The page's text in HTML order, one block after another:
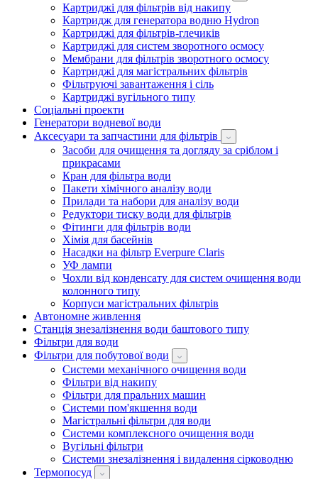
Картриджі для фільтрів від накипу
Картридж для генератора водню Hydron
Картриджі для фільтрів-глечиків
Картриджі для систем зворотного осмосу
Мембрани для фільтрів зворотного осмосу
Картриджі для магістральних фільтрів
Фільтруючі завантаження і сіль
Картриджі вугільного типу
Соціальні проекти
Генератори водневої води
Аксесуари та запчастини для фільтрів
Засоби для очищення та догляду за сріблом і
прикрасами
Кран для фільтра води
Пакети хімічного аналізу води
Прилади та набори для аналізу води
Редуктори тиску води для фільтрів
Фітинги для фільтрів води
Хімія для басейнів
Насадки на фільтр Everpure Claris
УФ лампи
Чохли від конденсату для систем очищення води
колонного типу
Корпуси магістральних фільтрів
Автономне живлення
Станція знезалізнення води баштового типу
Фільтри для води
Фільтри для побутової води
Системи механічного очищення води
Фільтри від накипу
Фільтри для пральних машин
Системи пом'якшення води
Магістральні фільтри для води
Системи комплексного очищення води
Вугільні фільтри
Системи знезалізнення і видалення сірководню
Термопосуд